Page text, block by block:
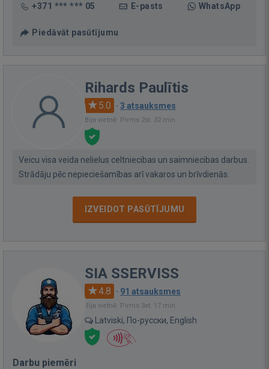
+371 *** *** 05 E-pasts WhatsApp
Piedāvāt pasūtījumu
Rihards Paulītis
5.0 · 3 atsauksmes
Bija vietnē: Pirms 2st. 32 min.
Veicu visa veida nelielus celtniecibas un saimniecibas darbus.
Strādāju pēc nepieciešamības arī vakaros un brīvdienās.
IZVEIDOT PASŪTĪJUMU
SIA SSERVISS
4.8 · 91 atsauksmes
Bija vietnē: Pirms 3st. 17 min.
Latviski, По-русски, English
Darbu piemēri